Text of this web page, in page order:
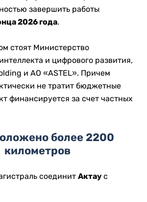
завершить работы
2026 года.
стоят Министерство
и цифрового развития,
и АО «ASTEL». Причем
не тратит бюджетные
финансируется за счет частных
более 2200
километров
соединит Актау с